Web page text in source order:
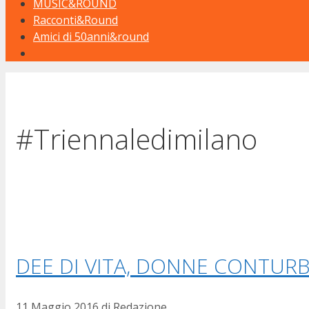
MUSIC&ROUND
Racconti&Round
Amici di 50anni&round
#Triennaledimilano
DEE DI VITA, DONNE